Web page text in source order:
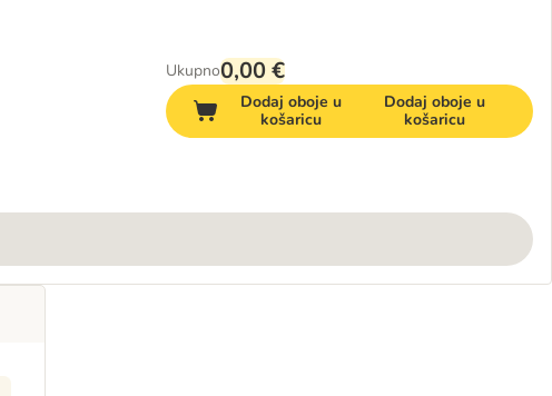
Ukupno0,00 €
Dodaj oboje u
košaricu
Dodaj oboje u
košaricu